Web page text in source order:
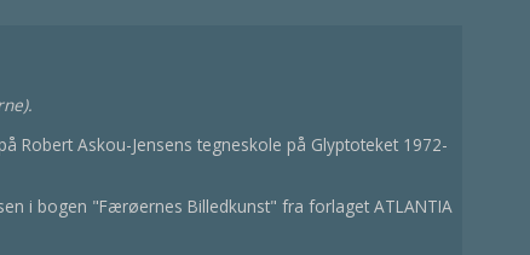
Robert Askou-Jensens tegneskole på Glyptoteket 1972-
i bogen "Færøernes Billedkunst" fra forlaget ATLANTIA